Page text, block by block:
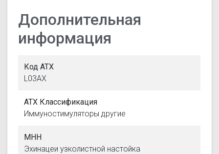
Дополнительная
информация
Код АТХ
L03AX
АТХ Классификация
Иммуностимуляторы другие
МНН
Эхинацеи узколистной настойка